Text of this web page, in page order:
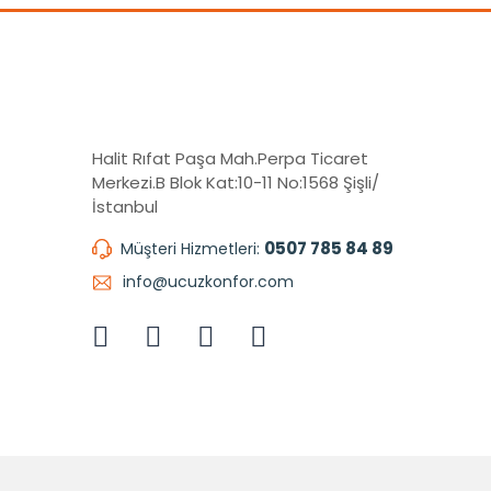
Halit Rıfat Paşa Mah.Perpa Ticaret
Merkezi.B Blok Kat:10-11 No:1568 Şişli/
İstanbul
Müşteri Hizmetleri: 0507 785 84 89
info@ucuzkonfor.com